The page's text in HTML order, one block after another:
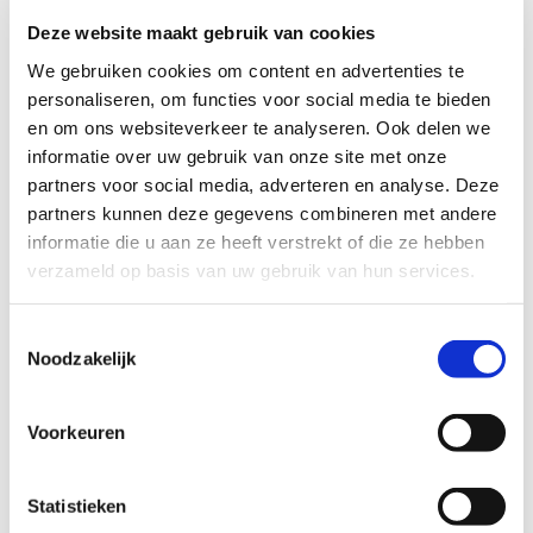
Deze website maakt gebruik van cookies
We gebruiken cookies om content en advertenties te
personaliseren, om functies voor social media te bieden
en om ons websiteverkeer te analyseren. Ook delen we
informatie over uw gebruik van onze site met onze
partners voor social media, adverteren en analyse. Deze
partners kunnen deze gegevens combineren met andere
informatie die u aan ze heeft verstrekt of die ze hebben
verzameld op basis van uw gebruik van hun services.
Noodzakelijk
Voorkeuren
Statistieken
Zeitlose Verbindung: Designer-Halsketten
Meine Marke Bandhu ist für mich mehr als nur ein
Schmuckstück – sie repräsentiert eine zeitlose
Verbindung. Meine Kollektion von Designer-Halsketten
verkörpert das Wesen bedeutungsvoller Beziehungen.
Jedes Stück ist mit einer Geschichte gestaltet und strahlt
eine besondere, moderne Eleganz aus. Ob Sie ein
langes, goldfarbenes Statement-Stück oder einen
silbernen Anhänger suchen, Sie werden es in meiner
vielfältigen Auswahl an Designer-Halsketten finden.
repräsentieren die Momente und Bindungen, die ein
Slow Fashion
In einer Welt, in der Trends im Nu erscheinen und
wieder verschwinden, verfolge ich bei BANDHU einen